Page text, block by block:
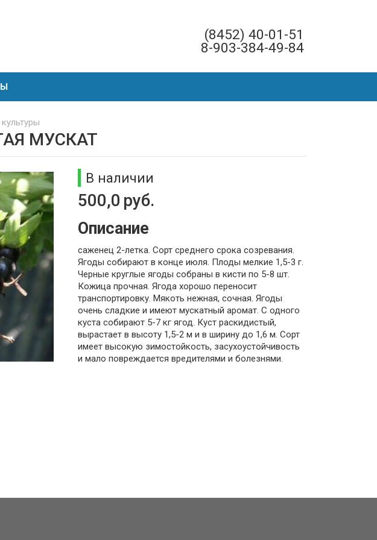
(8452) 40-01-51
8-903-384-49-84
МУСКАТ
В наличии
500,0 руб.
Описание
саженец 2-летка. Сорт среднего срока созревания.
Ягоды собирают в конце июля. Плоды мелкие 1,5-3 г.
Черные круглые ягоды собраны в кисти по 5-8 шт.
Кожица прочная. Ягода хорошо переносит
транспортировку. Мякоть нежная, сочная. Ягоды
очень сладкие и имеют мускатный аромат. С одного
куста собирают 5-7 кг ягод. Куст раскидистый,
вырастает в высоту 1,5-2 м и в ширину до 1,6 м. Сорт
имеет высокую зимостойкость, засухоустойчивость
и мало повреждается вредителями и болезнями.